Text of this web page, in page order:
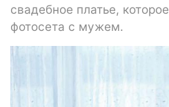
свадебное платье,
фотосета с мужем.